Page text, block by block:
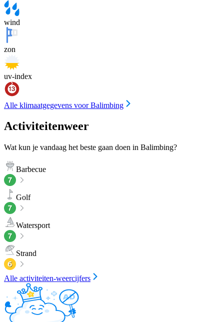
wind
zon
uv-index
Alle klimaatgegevens voor Balimbing
Activiteitenweer
Wat kun je vandaag het beste gaan doen in Balimbing?
Barbecue
Golf
Watersport
Strand
Alle activiteiten-weercijfers